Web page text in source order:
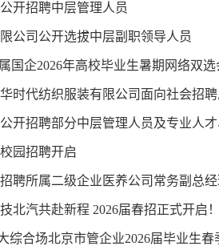
开招聘中层管理人员
公司公开选拔中层副职领导人员
国企2026年高校毕业生暑期网络双选
时代纺织服装有限公司面向社会招聘
开招聘部分中层管理人员及专业人
园招聘开启
聘所属二级企业医养公司常务副总经
北汽共赴新程 2026届春招正式开启！
综合场北京市管企业2026届毕业生